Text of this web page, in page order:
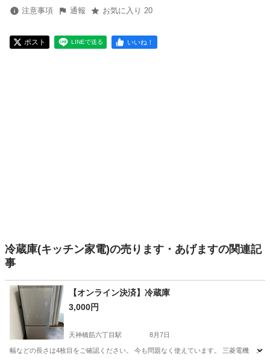
注意事項 通報 お気に入り 20
ポスト LINEで送る いいね！
冷蔵庫(キッチン家電)の売ります・あげますの関連記
事
【オンライン決済】冷蔵庫
3,000円
天神橋筋六丁目駅 8月7日
幅などの長さは4枚目をご確認ください。 今も問題なく使えています。 三菱電機